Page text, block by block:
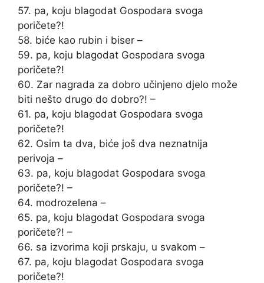
57. pa, koju blagodat Gospodara svoga
poričete?!
58. biće kao rubin i biser –
59. pa, koju blagodat Gospodara svoga
poričete?!
60. Zar nagrada za dobro učinjeno djelo može
biti nešto drugo do dobro?! –
61. pa, koju blagodat Gospodara svoga
poričete?!
62. Osim ta dva, biće još dva neznatnija
perivoja –
63. pa, koju blagodat Gospodara svoga
poričete?! –
64. modrozelena –
65. pa, koju blagodat Gospodara svoga
poričete?! –
66. sa izvorima koji prskaju, u svakom –
67. pa, koju blagodat Gospodara svoga
poričete?!